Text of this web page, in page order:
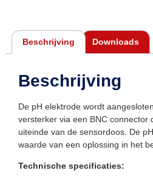
Beschrijving Downloads
Beschrijving
De pH elektrode wordt
versterker via een BNC connector
uiteinde van de sensordoos. De
waarde van een oplossing in het
Technische specificaties: